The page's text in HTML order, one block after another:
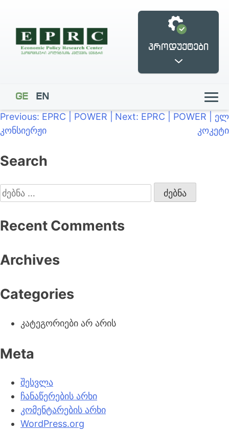
პროდუქტები
ქართული ბიზნესი
ცენტრი
განვითარების
აკადემია
შესაძლებლობები
ქალთა
ეკონომიკური
გაძლიერებისთვის
GE EN
პოსტის
ნავიგაცია
Previous: EPRC | POWER |
კონსიერჟი
Next: EPRC | POWER | ელ
კოკეტი
Search
ძებნა:
Recent Comments
Archives
Categories
კატეგორიები არ არის
Meta
შესვლა
ჩანაწერების არხი
კომენტარების არხი
WordPress.org